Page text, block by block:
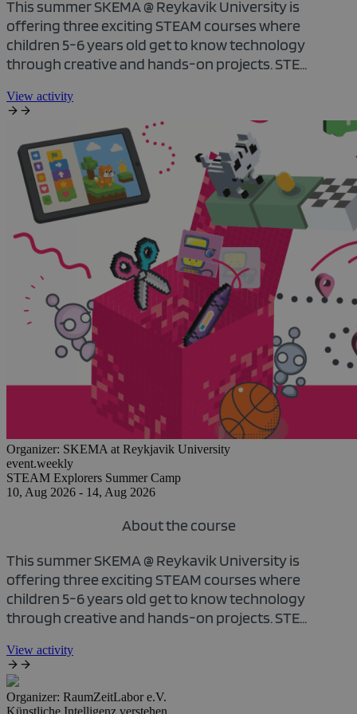
This summer SKEMA @ Reykavik University is
offering three exciting STEAM courses where
children 5-6 years old get to know technology
through creative and hands-on projects. STE...
View activity
Organizer: SKEMA at Reykjavik University
event.weekly
STEAM Explorers Summer Camp
10, Aug 2026 - 14, Aug 2026
About the course
This summer SKEMA @ Reykavik University is
offering three exciting STEAM courses where
children 5-6 years old get to know technology
through creative and hands-on projects. STE...
View activity
Organizer: RaumZeitLabor e.V.
Künstliche Intelligenz verstehen